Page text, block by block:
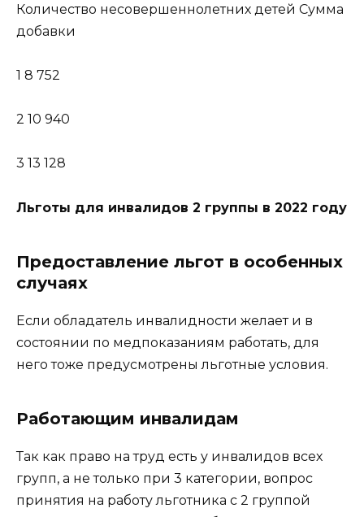
Количество несовершеннолетних детей Сумма
добавки
1 8 752
2 10 940
3 13 128
Льготы для инвалидов 2 группы в 2022 году
Предоставление льгот в особенных
случаях
Если обладатель инвалидности желает и в
состоянии по медпоказаниям работать, для
него тоже предусмотрены льготные условия.
Работающим инвалидам
Так как право на труд есть у инвалидов всех
групп, а не только при 3 категории, вопрос
принятия на работу льготника с 2 группой